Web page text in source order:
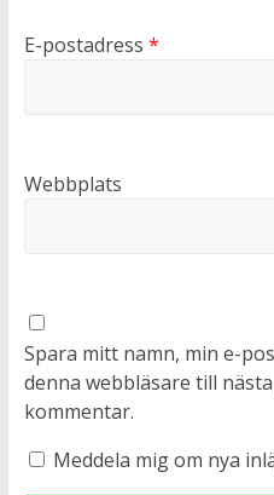
E-postadress *
Webbplats
Spara mitt namn, min e-
denna webbläsare till
kommentar.
Meddela mig om nya